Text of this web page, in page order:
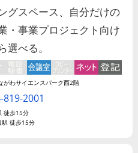
グスペース、自分だけの
・事業プロジェクト向け
べる。
がわサイエンスパーク西2階
819-2001
徒歩15分
駅 徒歩15分